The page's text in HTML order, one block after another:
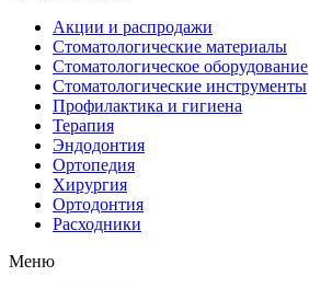
Акции и распродажи
Стоматологические материалы
Стоматологическое оборудование
Стоматологические инструменты
Профилактика и гигиена
Терапия
Эндодонтия
Ортопедия
Хирургия
Ортодонтия
Расходники
Меню